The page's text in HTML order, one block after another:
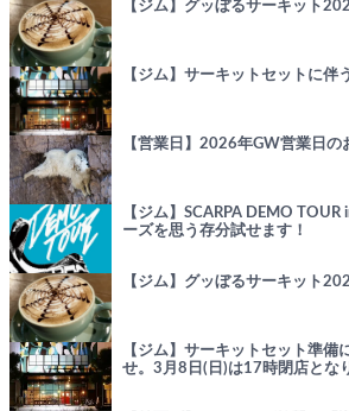
【ジム】グッぼるサーキット
【ジム】サーキットセットに伴
【営業日】2026年GW営業日の
【ジム】SCARPA DEMO
ーズを思う存分試せます！
【ジム】グッぼるサーキット
【ジム】サーキットセット準備
せ。3月8日(日)は17時閉店とな